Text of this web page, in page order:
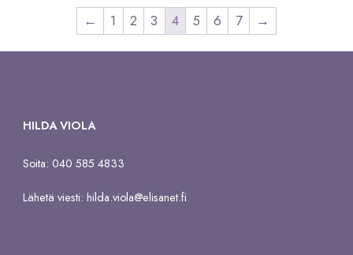
←
1 2 3 4 5 6 7 →
HILDA VIOLA
Soita: 040 585 4833
Lähetä viesti:hilda.viola@elisanet.fi